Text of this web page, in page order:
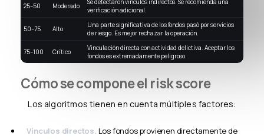
25–50 Moderado
Se detectaron vínculos indirectos. Se recomienda una
verificación adicional.
50–75 Alto
Una parte significativa de los fondos pasó por servicios
de riesgo. Es mejor rechazar la operación.
75–100 Crítico
Vinculación directa con actividad delictiva. Aceptar los
fondos es extremadamente peligroso.
Cómo se compone el risk score
Los algoritmos tienen en cuenta múltiples factores:
Vínculos directos. Los fondos provienen directamente de